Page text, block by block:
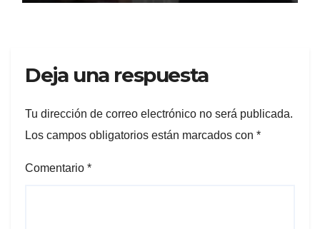
Deja una respuesta
Tu dirección de correo electrónico no será publicada.
Los campos obligatorios están marcados con *
Comentario *